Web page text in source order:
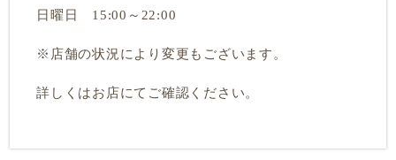
日曜日 15:00～22:00
※店舗の状況により変更もございます。
詳しくはお店にてご確認ください。